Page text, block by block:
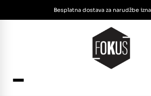
Besplatna dostava za narudžbe